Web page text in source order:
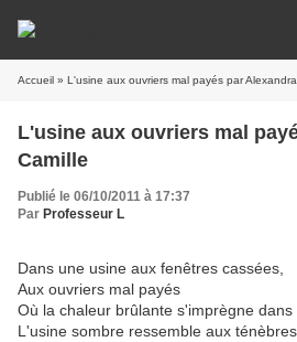
Accueil » L'usine aux ouvriers mal payés par
L'usine aux ouvriers mal
Camille
Publié le 06/10/2011 à 17:37
Par Professeur L
Dans une usine aux fenêtres cassées,
Aux ouvriers mal payés
Où la chaleur brûlante s'imprègne dans
L'usine sombre ressemble aux ténèbres